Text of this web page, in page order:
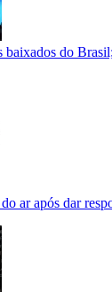
baixados do
ar após dar